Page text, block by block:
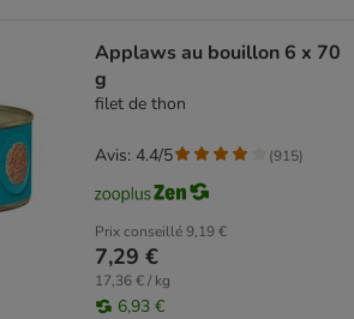
Applaws au bouillon 6 x 70
g
filet de thon
Prix conseillé9,19 €
7,29 €
17,36 € / kg
6,93 €
Avis: 4.4/5 (915)